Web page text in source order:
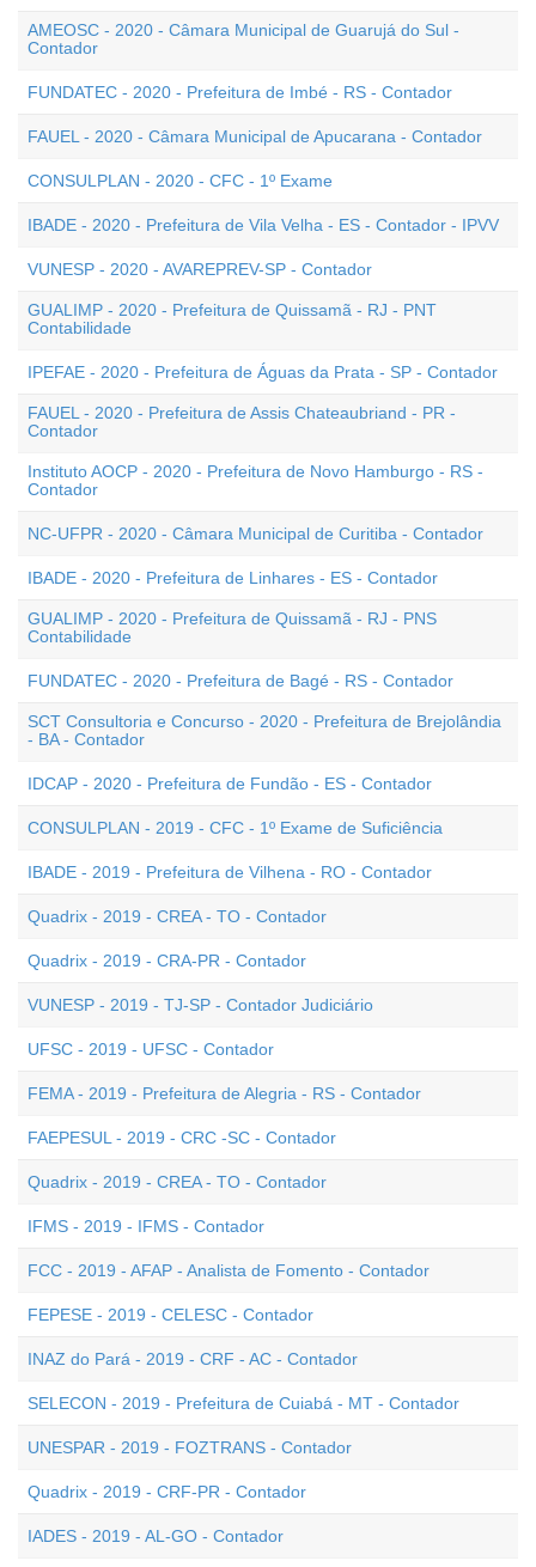
AMEOSC - 2020 - Câmara Municipal de Guarujá do Sul -
Contador
FUNDATEC - 2020 - Prefeitura de Imbé - RS - Contador
FAUEL - 2020 - Câmara Municipal de Apucarana - Contador
CONSULPLAN - 2020 - CFC - 1º Exame
IBADE - 2020 - Prefeitura de Vila Velha - ES - Contador - IPVV
VUNESP - 2020 - AVAREPREV-SP - Contador
GUALIMP - 2020 - Prefeitura de Quissamã - RJ - PNT
Contabilidade
IPEFAE - 2020 - Prefeitura de Águas da Prata - SP - Contador
FAUEL - 2020 - Prefeitura de Assis Chateaubriand - PR -
Contador
Instituto AOCP - 2020 - Prefeitura de Novo Hamburgo - RS -
Contador
NC-UFPR - 2020 - Câmara Municipal de Curitiba - Contador
IBADE - 2020 - Prefeitura de Linhares - ES - Contador
GUALIMP - 2020 - Prefeitura de Quissamã - RJ - PNS
Contabilidade
FUNDATEC - 2020 - Prefeitura de Bagé - RS - Contador
SCT Consultoria e Concurso - 2020 - Prefeitura de Brejolândia
- BA - Contador
IDCAP - 2020 - Prefeitura de Fundão - ES - Contador
CONSULPLAN - 2019 - CFC - 1º Exame de Suficiência
IBADE - 2019 - Prefeitura de Vilhena - RO - Contador
Quadrix - 2019 - CREA - TO - Contador
Quadrix - 2019 - CRA-PR - Contador
VUNESP - 2019 - TJ-SP - Contador Judiciário
UFSC - 2019 - UFSC - Contador
FEMA - 2019 - Prefeitura de Alegria - RS - Contador
FAEPESUL - 2019 - CRC -SC - Contador
Quadrix - 2019 - CREA - TO - Contador
IFMS - 2019 - IFMS - Contador
FCC - 2019 - AFAP - Analista de Fomento - Contador
FEPESE - 2019 - CELESC - Contador
INAZ do Pará - 2019 - CRF - AC - Contador
SELECON - 2019 - Prefeitura de Cuiabá - MT - Contador
UNESPAR - 2019 - FOZTRANS - Contador
Quadrix - 2019 - CRF-PR - Contador
IADES - 2019 - AL-GO - Contador